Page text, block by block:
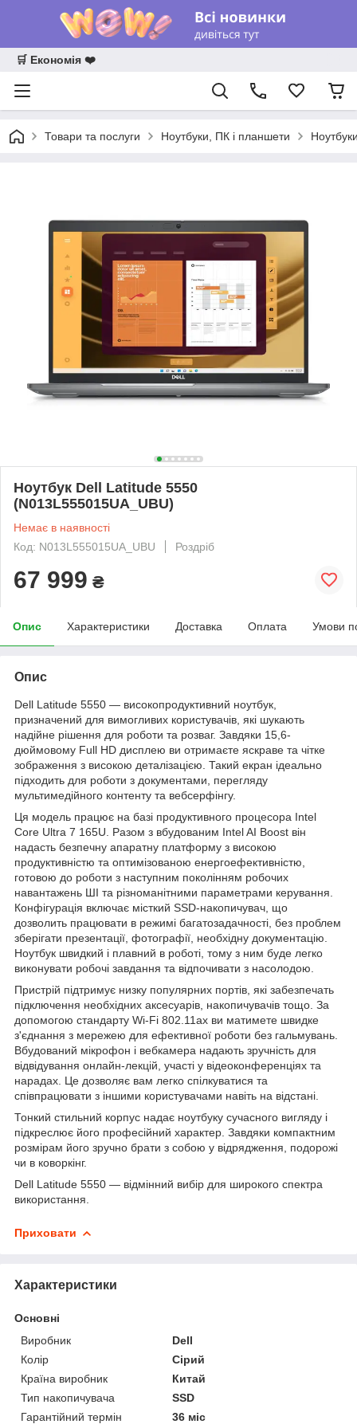
🛒 Економія ❤️
Товари та послуги Ноутбуки, ПК і планшети
Ноутбук Dell Latitude 5550
(N013L555015UA_UBU)
Немає в наявності
Код: N013L555015UA_UBU
Роздріб
67 999 ₴
Опис Характеристики Доставка Оплата Умови
Опис
Dell Latitude 5550 — високопродуктивний ноутбук,
призначений для вимогливих користувачів, які шукають
надійне рішення для роботи та розваг. Завдяки 15,6-
дюймовому Full HD дисплею ви отримаєте яскраве та чітке
зображення з високою деталізацією. Такий екран ідеально
підходить для роботи з документами, перегляду
мультимедійного контенту та вебсерфінгу.
Ця модель працює на базі продуктивного процесора Intel
Core Ultra 7 165U. Разом з вбудованим Intel AI Boost він
надасть безпечну апаратну платформу з високою
продуктивністю та оптимізованою енергоефективністю,
готовою до роботи з наступним поколінням робочих
навантажень ШІ та різноманітними параметрами керування.
Конфігурація включає місткий SSD-накопичувач, що
дозволить працювати в режимі багатозадачності, без проблем
зберігати презентації, фотографії, необхідну документацію.
Ноутбук швидкий і плавний в роботі, тому з ним буде легко
виконувати робочі завдання та відпочивати з насолодою.
Пристрій підтримує низку популярних портів, які забезпечать
підключення необхідних аксесуарів, накопичувачів тощо. За
допомогою стандарту Wi-Fi 802.11ax ви матимете швидке
з'єднання з мережею для ефективної роботи без гальмувань.
Вбудований мікрофон і вебкамера надають зручність для
відвідування онлайн-лекцій, участі у відеоконференціях та
нарадах. Це дозволяє вам легко спілкуватися та
співпрацювати з іншими користувачами навіть на відстані.
Тонкий стильний корпус надає ноутбуку сучасного вигляду і
підкреслює його професійний характер. Завдяки компактним
розмірам його зручно брати з собою у відрядження, подорожі
чи в коворкінг.
Dell Latitude 5550 — відмінний вибір для широкого спектра
використання.
Приховати
Характеристики
Основні
Виробник
Dell
Колір
Сірий
Країна виробник
Китай
Тип накопичувача
SSD
Гарантійний термін
36 міс